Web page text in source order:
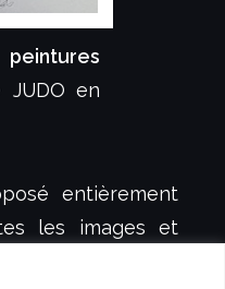
JUDO en
entièrement
les images et
protégées et